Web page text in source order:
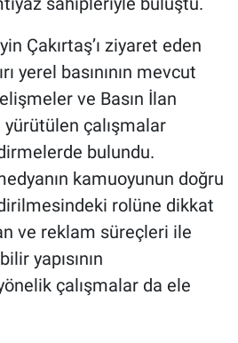
Çakırtaş’ı ziyaret eden
yerel basınının mevcut
ve Basın İlan
çalışmalar
bulundu.
kamuoyunun doğru
rolüne dikkat
ve reklam süreçleri ile
yapısının
çalışmalar da ele